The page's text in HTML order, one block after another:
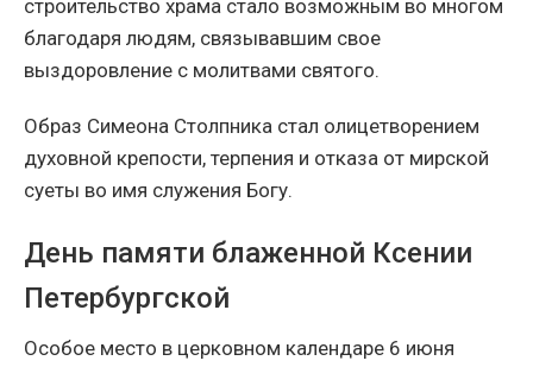
строительство храма стало возможным во многом
благодаря людям, связывавшим свое
выздоровление с молитвами святого.
Образ Симеона Столпника стал олицетворением
духовной крепости, терпения и отказа от мирской
суеты во имя служения Богу.
День памяти блаженной Ксении
Петербургской
Особое место в церковном календаре 6 июня